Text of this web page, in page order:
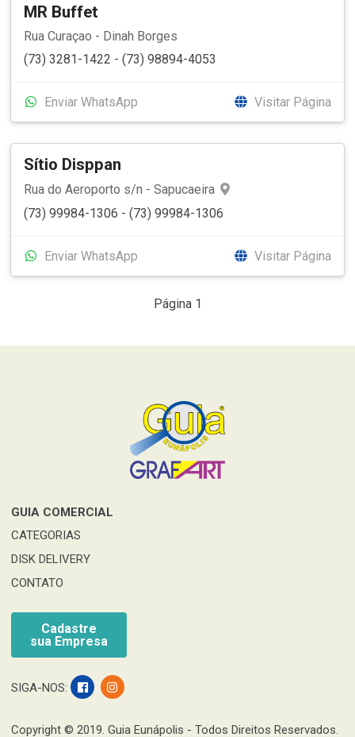
MR Buffet
Rua Curaçao - Dinah Borges
(73) 3281-1422 - (73) 98894-4053
Enviar WhatsApp Visitar Página
Sítio Disppan
Rua do Aeroporto s/n - Sapucaeira
(73) 99984-1306 - (73) 99984-1306
Enviar WhatsApp Visitar Página
Página 1
GUIA COMERCIAL
CATEGORIAS
DISK DELIVERY
CONTATO
Cadastre
sua Empresa
SIGA-NOS:
Copyright © 2019. Guia Eunápolis - Todos Direitos Reservados.